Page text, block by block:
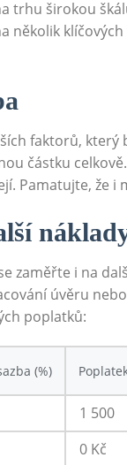
trhu širokou
několik
faktorů,
částku
Pamatujte, že i‌
zaměřte i na
úvěru
‌poplatků:
(%)
1 500
0⁣ Kč